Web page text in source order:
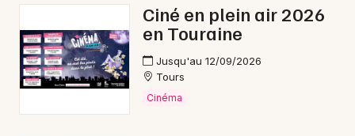
Ciné en plein air 2026
en Touraine
Jusqu'au 12/09/2026
Tours
Cinéma